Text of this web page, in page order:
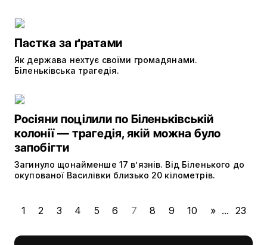
Пастка за ґратами
Як держава нехтує своїми громадянами.
Біленьківська трагедія.
Росіяни поцілили по Біленьківській
колонії — трагедія, якій можна було
запобігти
Загинуло щонайменше 17 в’язнів. Від Біленького до
окупованої Василівки близько 20 кілометрів.
1 2 3 4 5 6 7 8 9 10 » ... 23